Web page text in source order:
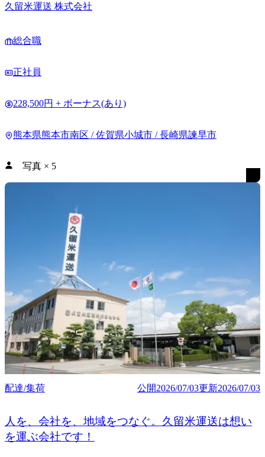
久留米運送 株式会社
総合職
正社員
228,500円 + ボーナス(あり)
熊本県熊本市南区 / 佐賀県小城市 / 長崎県諫早市
写真 × 5
配達/集荷 公開2026/07/03更新2026/07/03
人を、会社を、地域をつなぐ。久留米運送は想い
を運ぶ会社です！